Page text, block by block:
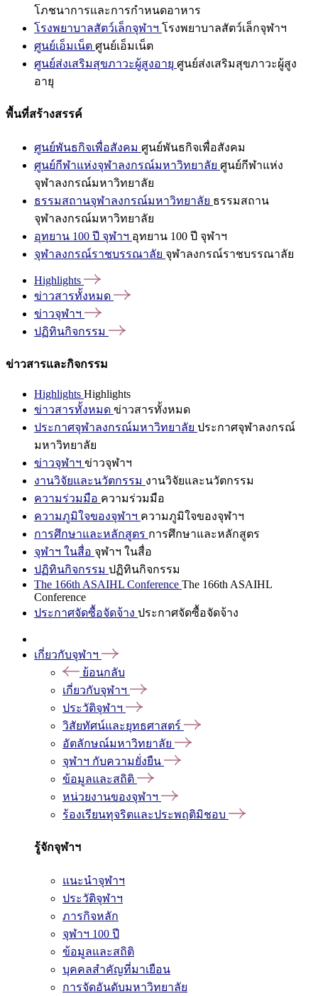
โภชนาการและการกำหนดอาหาร
โรงพยาบาลสัตว์เล็กจุฬาฯ โรงพยาบาลสัตว์เล็กจุฬาฯ
ศูนย์เอ็มเน็ต ศูนย์เอ็มเน็ต
ศูนย์ส่งเสริมสุขภาวะผู้สูงอายุ ศูนย์ส่งเสริมสุขภาวะผู้สูง
อายุ
พื้นที่สร้างสรรค์
ศูนย์พันธกิจเพื่อสังคม ศูนย์พันธกิจเพื่อสังคม
ศูนย์กีฬาแห่งจุฬาลงกรณ์มหาวิทยาลัย ศูนย์กีฬาแห่ง
จุฬาลงกรณ์มหาวิทยาลัย
ธรรมสถานจุฬาลงกรณ์มหาวิทยาลัย ธรรมสถาน
จุฬาลงกรณ์มหาวิทยาลัย
อุทยาน 100 ปี จุฬาฯ อุทยาน 100 ปี จุฬาฯ
จุฬาลงกรณ์ราชบรรณาลัย จุฬาลงกรณ์ราชบรรณาลัย
Highlights
ข่าวสารทั้งหมด
ข่าวจุฬาฯ
ปฏิทินกิจกรรม
ข่าวสารและกิจกรรม
Highlights Highlights
ข่าวสารทั้งหมด ข่าวสารทั้งหมด
ประกาศจุฬาลงกรณ์มหาวิทยาลัย ประกาศจุฬาลงกรณ์
มหาวิทยาลัย
ข่าวจุฬาฯ ข่าวจุฬาฯ
งานวิจัยและนวัตกรรม งานวิจัยและนวัตกรรม
ความร่วมมือ ความร่วมมือ
ความภูมิใจของจุฬาฯ ความภูมิใจของจุฬาฯ
การศึกษาและหลักสูตร การศึกษาและหลักสูตร
จุฬาฯ ในสื่อ จุฬาฯ ในสื่อ
ปฏิทินกิจกรรม ปฏิทินกิจกรรม
The 166th ASAIHL Conference The 166th ASAIHL
Conference
ประกาศจัดซื้อจัดจ้าง ประกาศจัดซื้อจัดจ้าง
เกี่ยวกับจุฬาฯ
ย้อนกลับ
เกี่ยวกับจุฬาฯ
ประวัติจุฬาฯ
วิสัยทัศน์และยุทธศาสตร์
อัตลักษณ์มหาวิทยาลัย
จุฬาฯ กับความยั่งยืน
ข้อมูลและสถิติ
หน่วยงานของจุฬาฯ
ร้องเรียนทุจริตและประพฤติมิชอบ
รู้จักจุฬาฯ
แนะนำจุฬาฯ
ประวัติจุฬาฯ
ภารกิจหลัก
จุฬาฯ 100 ปี
ข้อมูลและสถิติ
บุคคลสำคัญที่มาเยือน
การจัดอันดับมหาวิทยาลัย